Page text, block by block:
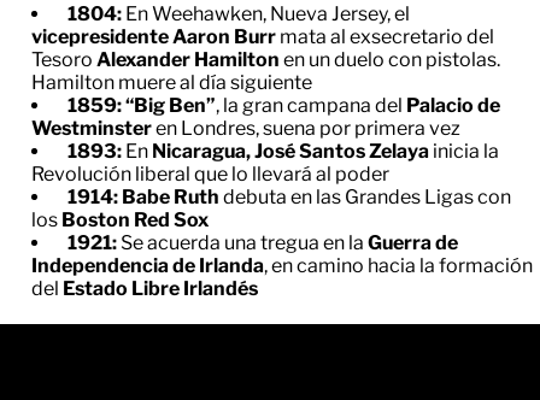
1804: En Weehawken, Nueva Jersey, el
vicepresidente Aaron Burr mata al exsecretario del
Tesoro Alexander Hamilton en un duelo con pistolas.
Hamilton muere al día siguiente
1859: “Big Ben”, la gran campana del Palacio de
Westminsteren Londres, suena por primera vez
1893: En Nicaragua, José Santos Zelaya inicia la
Revolución liberal que lo llevará al poder
1914: Babe Ruth debuta en las Grandes Ligas con
los Boston Red Sox
1921: Se acuerda una tregua en la Guerra de
Independencia de Irlanda, en camino hacia la formación
del Estado Libre Irlandés